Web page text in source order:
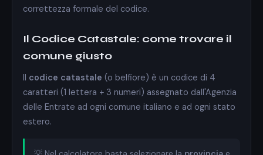
correttezza formale del codice.
Il Codice Catastale: come trovare il
comune giusto
Il codice catastale (o belfiore) è un codice di 4
caratteri (1 lettera + 3 numeri) assegnato dall'Agenzia
delle Entrate ad ogni comune italiano e ad ogni stato
estero.